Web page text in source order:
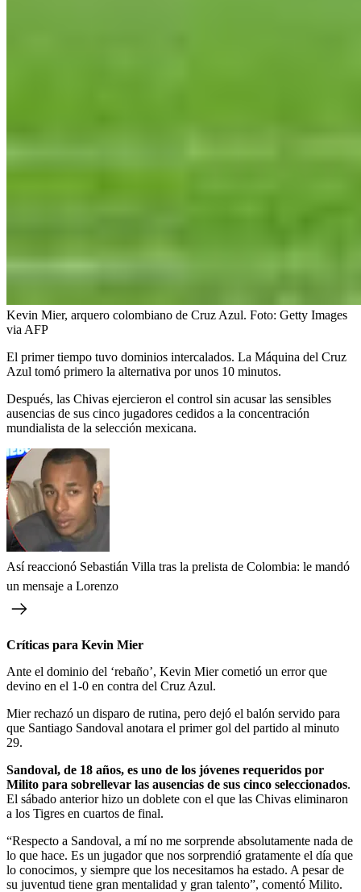
Kevin Mier, arquero colombiano de Cruz Azul. Foto: Getty Images
via AFP
El primer tiempo tuvo dominios intercalados. La Máquina del Cruz
Azul tomó primero la alternativa por unos 10 minutos.
Después, las Chivas ejercieron el control sin acusar las sensibles
ausencias de sus cinco jugadores cedidos a la concentración
mundialista de la selección mexicana.
Así reaccionó Sebastián Villa tras la prelista de Colombia: le mandó
un mensaje a Lorenzo
Críticas para Kevin Mier
Ante el dominio del ‘rebaño’, Kevin Mier cometió un error que
devino en el 1-0 en contra del Cruz Azul.
Mier rechazó un disparo de rutina, pero dejó el balón servido para
que Santiago Sandoval anotara el primer gol del partido al minuto
29.
Sandoval, de 18 años, es uno de los jóvenes requeridos por
Milito para sobrellevar las ausencias de sus cinco seleccionados.
El sábado anterior hizo un doblete con el que las Chivas eliminaron
a los Tigres en cuartos de final.
“Respecto a Sandoval, a mí no me sorprende absolutamente nada de
lo que hace. Es un jugador que nos sorprendió gratamente el día que
lo conocimos, y siempre que los necesitamos ha estado. A pesar de
su juventud tiene gran mentalidad y gran talento”, comentó Milito.